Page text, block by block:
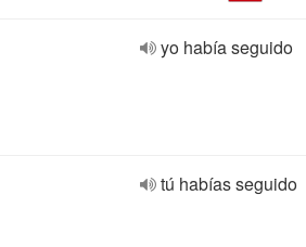
yo había seguido
tú habías seguido